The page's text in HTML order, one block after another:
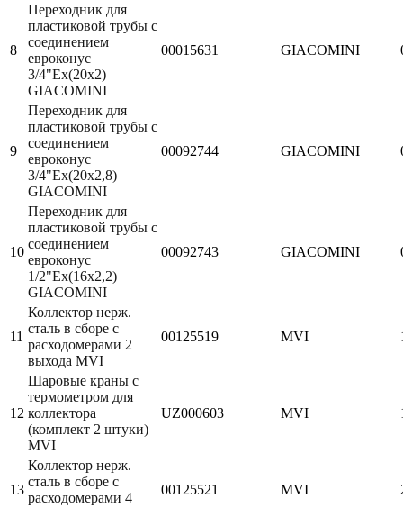
8
Переходник для
пластиковой трубы с
соединением
евроконус
3/4"Eх(20х2)
GIACOMINI
00015631 GIACOMINI
9
Переходник для
пластиковой трубы с
соединением
евроконус
3/4"Ex(20x2,8)
GIACOMINI
00092744 GIACOMINI
10
Переходник для
пластиковой трубы с
соединением
евроконус
1/2"Eх(16х2,2)
GIACOMINI
00092743 GIACOMINI
11
Коллектор нерж.
сталь в сборе с
расходомерами 2
выхода MVI
00125519 MVI
12
Шаровые краны с
термометром для
коллектора
(комплект 2 штуки)
MVI
UZ000603 MVI
13
Коллектор нерж.
сталь в сборе с
расходомерами 4
00125521 MVI